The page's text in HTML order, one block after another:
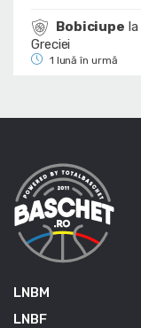
Bobiciupe la
Greciei
1 lună în urmă
LNBM
LNBF